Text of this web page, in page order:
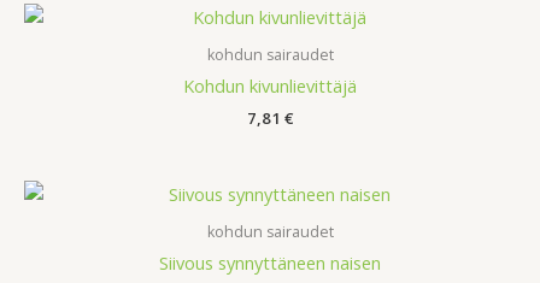
kohdun sairaudet
Kohdun kivunlievittäjä
7,81 €
kohdun sairaudet
Siivous synnyttäneen naisen